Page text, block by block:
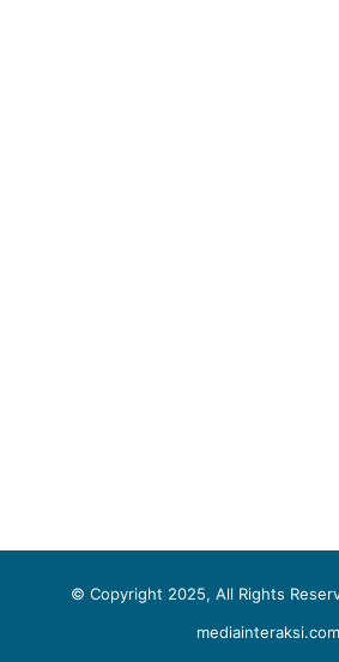
© Copyright 2025, All Rights
mediainteraksi.com